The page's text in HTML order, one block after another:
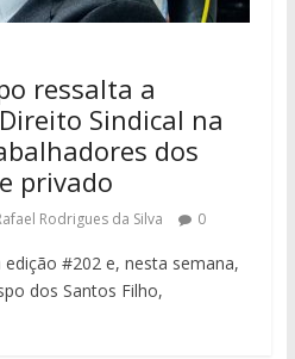
ressalta a
Sindical na
dos
privado
Rodrigues da Silva 0
#202 e, nesta semana,
dos Santos Filho,